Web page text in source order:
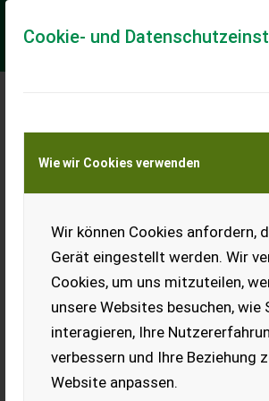
Cookie- und
Wie wir Cookies verwenden
Wir können Cookies anfordern,
Gerät eingestellt werden. Wir
Cookies, um uns mitzuteilen,
unsere Websites besuchen, wie
interagieren, Ihre
verbessern und Ihre Beziehung
Website anpassen.
Meine
Transport von Land- und
KEINE
Köppl
Köppl CC-16 mit Gebrauchter Umkehrfräße
Interesse einfach melden.
EUR 0